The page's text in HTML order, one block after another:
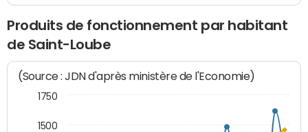
Produits de fonctionnement par habitant
de Saint-Loube
(Source : JDN d'après ministère de l'Economie)
1500
1750